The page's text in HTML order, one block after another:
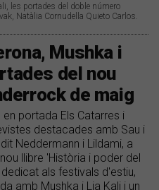
les portades del doble número
Natàlia Cornudella Quieto Carlos.
Mushka i
del nou
de maig
portada Els Catarres i
destacades amb Sau i
Neddermann i Lildami, a
llibre 'Història i poder del
als festivals d'estiu,
amb Mushka i Lia Kali i un